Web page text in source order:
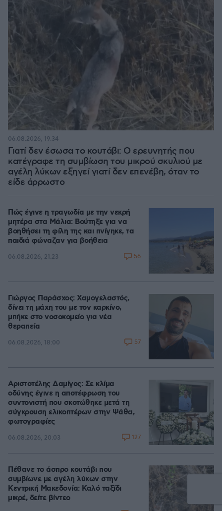
Γιατί δεν έσωσα το κουτάβι: Ο ερευνητής που
κατέγραφε τη συμβίωση του μικρού σκυλιού με
αγέλη λύκων εξηγεί γιατί δεν επενέβη, όταν το
είδε άρρωστο
06.08.2026, 19:34
Πώς έγινε η τραγωδία με την νεκρή
μητέρα στα Μάλια: Βούτηξε για να
βοηθήσει τη φίλη της και πνίγηκε, τα
παιδιά φώναζαν για βοήθεια
06.08.2026, 21:23 56
Γιώργος Παράσχος: Χαμογελαστός,
δίνει τη μάχη του με τον καρκίνο,
μπήκε στο νοσοκομείο για νέα
θεραπεία
06.08.2026, 18:00 57
Αριστοτέλης Δαμίγος: Σε κλίμα
οδύνης έγινε η αποτέφρωση του
συντονιστή που σκοτώθηκε μετά τη
σύγκρουση ελικοπτέρων στην Ψάθα,
φωτογραφίες
06.08.2026, 20:03 127
Πέθανε το άσπρο κουτάβι που
συμβίωνε με αγέλη λύκων στην
Κεντρική Μακεδονία: Καλό ταξίδι
μικρέ, δείτε βίντεο